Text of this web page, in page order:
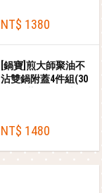
NT$ 1380
[鍋寶]煎大師聚油不
沾雙鍋附蓋4件組(30
NT$ 1480